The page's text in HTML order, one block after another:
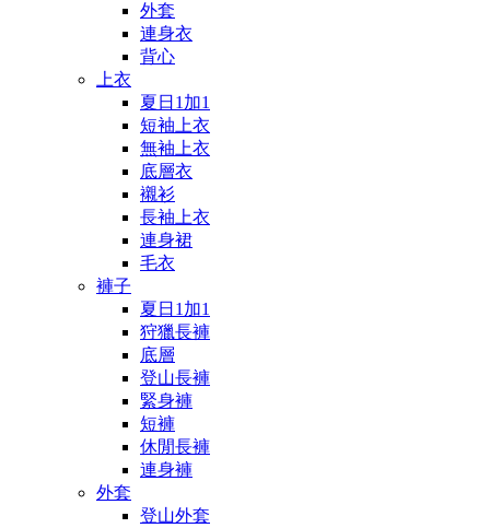
外套
連身衣
背心
上衣
夏日1加1
短袖上衣
無袖上衣
底層衣
襯衫
長袖上衣
連身裙
毛衣
褲子
夏日1加1
狩獵長褲
底層
登山長褲
緊身褲
短褲
休閒長褲
連身褲
外套
登山外套